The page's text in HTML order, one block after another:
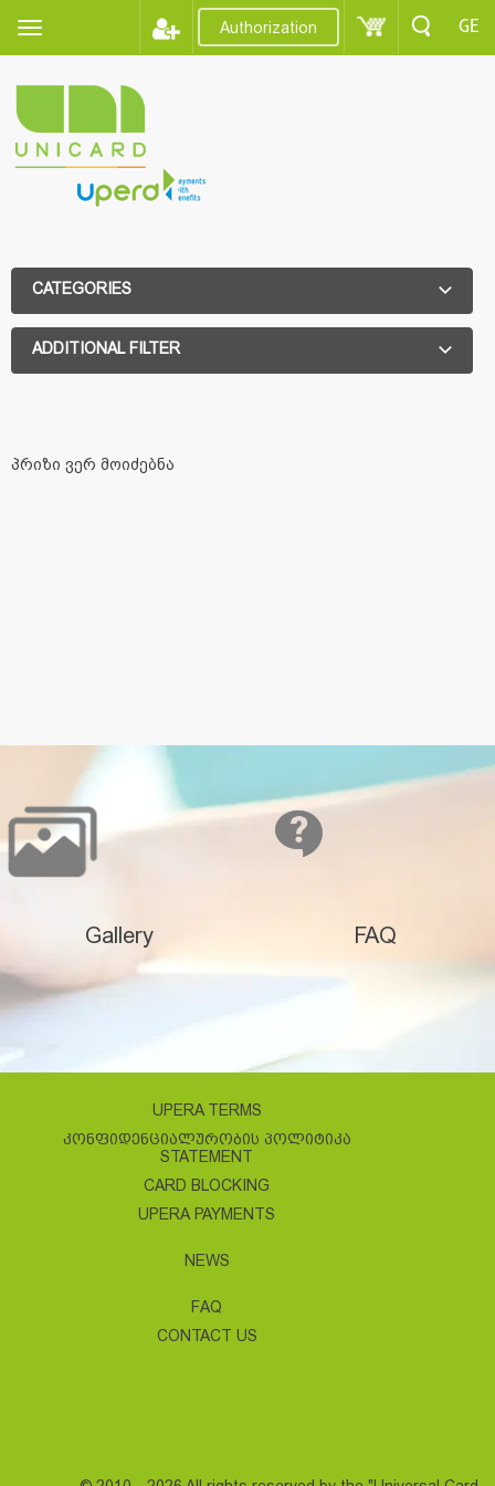
Authorization GE
CATEGORIES
ADDITIONAL FILTER
პრიზი ვერ მოიძებნა
Gallery FAQ
UPERA TERMS
ᲙᲝᲜᲤᲘᲓᲔᲜᲪᲘᲐᲚᲣᲠᲝᲑᲘᲡ ᲞᲝᲚᲘᲢᲘᲙᲐ
STATEMENT
CARD BLOCKING
UPERA PAYMENTS
NEWS
FAQ
CONTACT US